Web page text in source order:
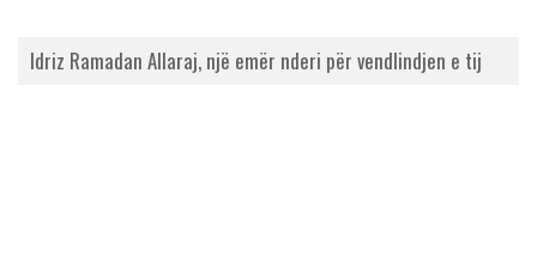
Idriz Ramadan Allaraj, një emër nderi për vendlindjen e tij